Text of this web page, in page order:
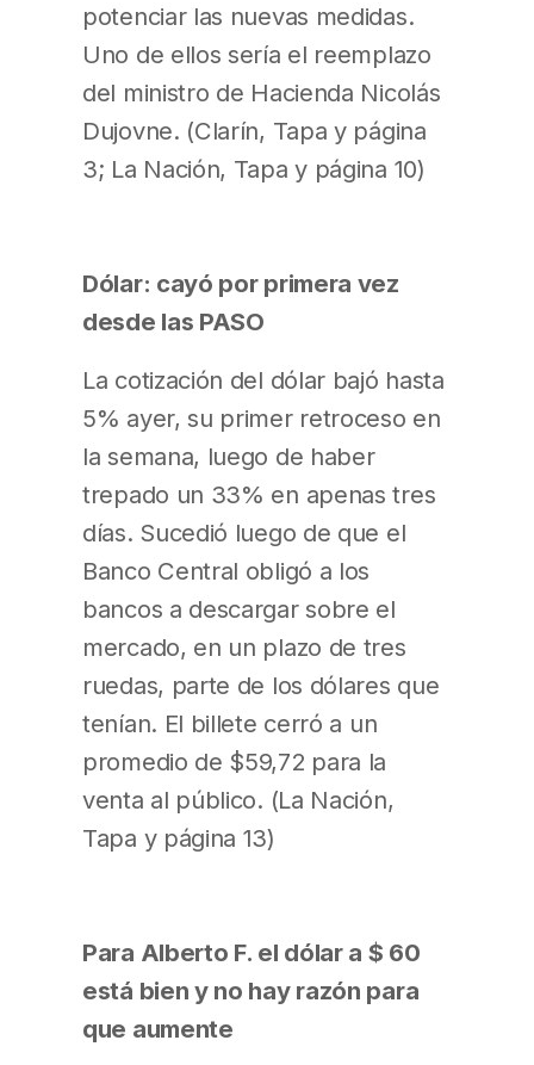
potenciar las nuevas medidas.
Uno de ellos sería el reemplazo
del ministro de Hacienda Nicolás
Dujovne. (Clarín, Tapa y página
3; La Nación, Tapa y página 10)
Dólar: cayó por primera vez
desde las PASO
La cotización del dólar bajó hasta
5% ayer, su primer retroceso en
la semana, luego de haber
trepado un 33% en apenas tres
días. Sucedió luego de que el
Banco Central obligó a los
bancos a descargar sobre el
mercado, en un plazo de tres
ruedas, parte de los dólares que
tenían. El billete cerró a un
promedio de $59,72 para la
venta al público. (La Nación,
Tapa y página 13)
Para Alberto F. el dólar a $ 60
está bien y no hay razón para
que aumente